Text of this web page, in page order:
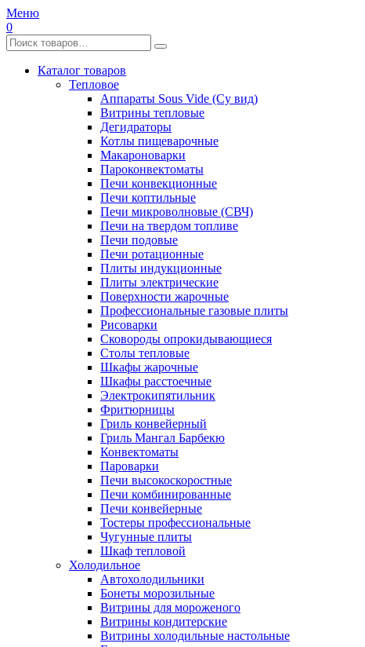
Меню
0
Каталог товаров
Тепловое
Аппараты Sous Vide (Су вид)
Витрины тепловые
Дегидраторы
Котлы пищеварочные
Макароноварки
Пароконвектоматы
Печи конвекционные
Печи коптильные
Печи микроволновые (СВЧ)
Печи на твердом топливе
Печи подовые
Печи ротационные
Плиты индукционные
Плиты электрические
Поверхности жарочные
Профессиональные газовые плиты
Рисоварки
Сковороды опрокидывающиеся
Столы тепловые
Шкафы жарочные
Шкафы расстоечные
Электрокипятильник
Фритюрницы
Гриль конвейерный
Гриль Мангал Барбекю
Конвектоматы
Пароварки
Печи высокоскоростные
Печи комбинированные
Печи конвейерные
Тостеры профессиональные
Чугунные плиты
Шкаф тепловой
Холодильное
Автохолодильники
Бонеты морозильные
Витрины для мороженого
Витрины кондитерские
Витрины холодильные настольные